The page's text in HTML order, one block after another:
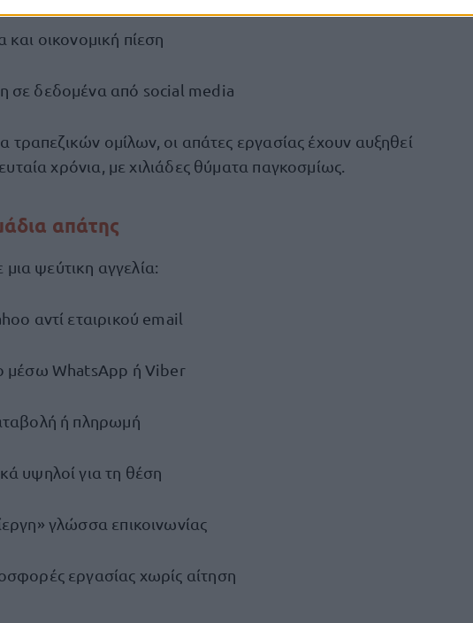
και οικονομική πίεση
σε δεδομένα από social media
τραπεζικών ομίλων, οι απάτες εργασίας έχουν αυξηθεί
χρόνια, με χιλιάδες θύματα παγκοσμίως.
απάτης
ψεύτικη αγγελία:
αντί εταιρικού email
μέσω WhatsApp ή Viber
ή πληρωμή
υψηλοί για τη θέση
γλώσσα επικοινωνίας
εργασίας χωρίς αίτηση